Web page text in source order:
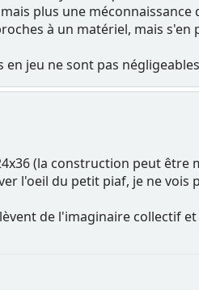
plus une
à un matériel, mais
jeu ne sont pas
(la construction peut
l'oeil du petit piaf, je ne vois
de l'imaginaire collectif